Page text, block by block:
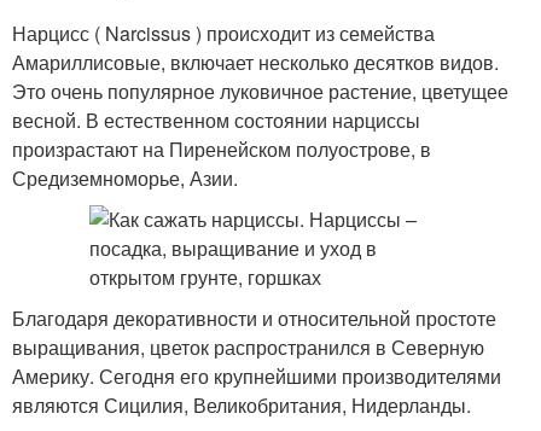
Нарцисс ( Narcissus ) происходит из семейства
Амариллисовые, включает несколько десятков видов.
Это очень популярное луковичное растение, цветущее
весной. В естественном состоянии нарциссы
произрастают на Пиренейском полуострове, в
Средиземноморье, Азии.
Благодаря декоративности и относительной простоте
выращивания, цветок распространился в Северную
Америку. Сегодня его крупнейшими производителями
являются Сицилия, Великобритания, Нидерланды.